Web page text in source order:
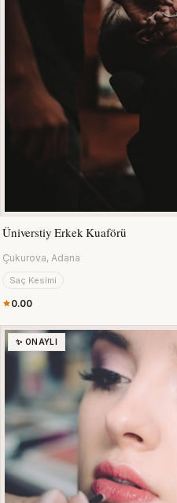
Üniverstiy Erkek Kuaförü
Çukurova, Adana
Saç Kesimi
0.00
✨ ONAYLI